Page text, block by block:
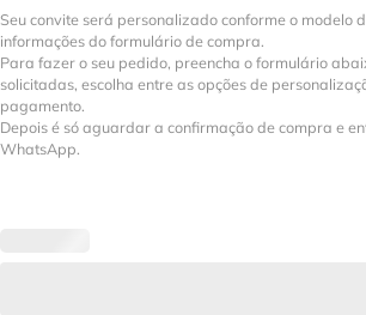
Seu convite será personalizado conforme o modelo
informações do formulário de compra.
Para fazer o seu pedido, preencha o formulário
solicitadas, escolha entre as opções de
pagamento.
Depois é só aguardar a confirmação de compra e
WhatsApp.